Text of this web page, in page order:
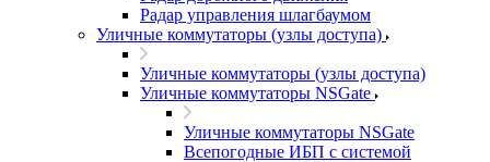
Радар управления шлагбаумом
Уличные коммутаторы (узлы доступа)
Уличные коммутаторы (узлы доступа)
Уличные коммутаторы NSGate
Уличные коммутаторы NSGate
Всепогодные ИБП с системой